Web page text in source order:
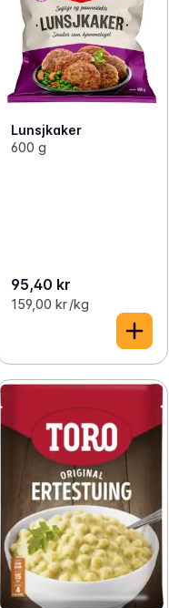
Lunsjkaker
600 g
95,40 kr
159,00 kr /kg